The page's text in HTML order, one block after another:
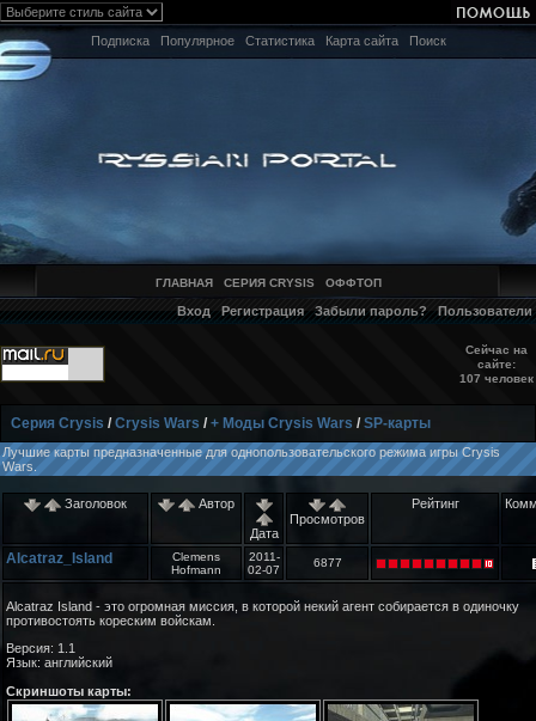
Подписка Популярное Статистика Карта сайта Поиск
ГЛАВНАЯ СЕРИЯ CRYSIS ОФФТОП
Вход Регистрация Забыли пароль? Пользователи
Сейчас на
сайте:
107 человек
Серия Crysis /Crysis Wars /+ Моды Crysis Wars /SP-карты
Лучшие карты предназначенные для однопользовательского режима игры Crysis
Wars.
Заголовок Автор
Дата
Просмотров
Рейтинг
Alcatraz_Island
Clemens
Hofmann
2011-
02-07
6877
Alcatraz Island - это огромная миссия, в которой некий агент собирается в одиночку
противостоять кореским войскам.
Версия: 1.1
Язык: английский
Скриншоты карты: